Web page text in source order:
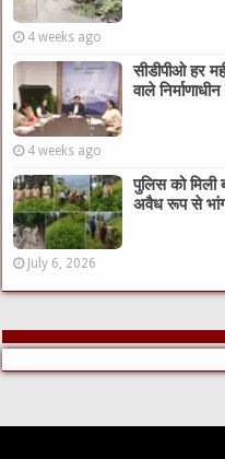
4 weeks ago
सीडीपीओ हर
वाले
4 weeks ago
पुलिस को मिली
अवैध रूप से भांग
July 6, 2026